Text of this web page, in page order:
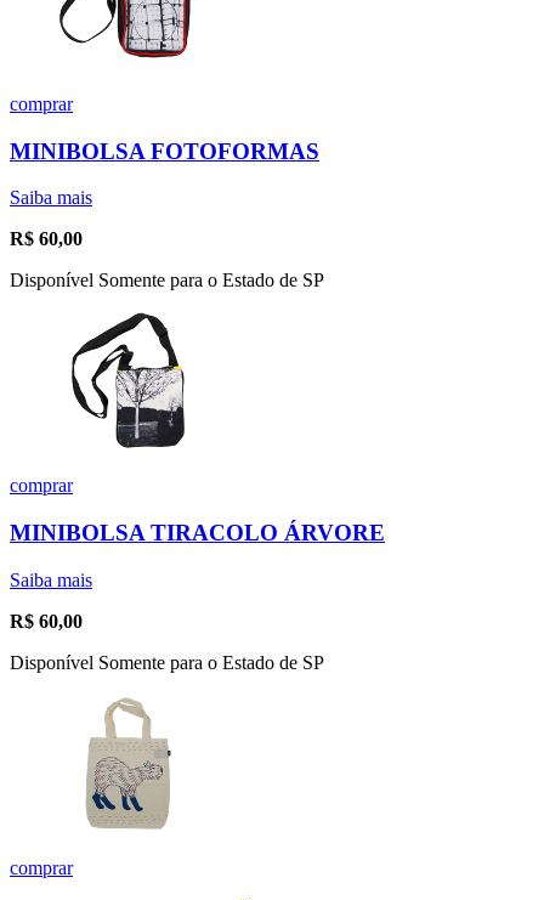
comprar
MINIBOLSA FOTOFORMAS
Saiba mais
R$ 60,00
Disponível Somente para o Estado de SP
comprar
MINIBOLSA TIRACOLO ÁRVORE
Saiba mais
R$ 60,00
Disponível Somente para o Estado de SP
comprar